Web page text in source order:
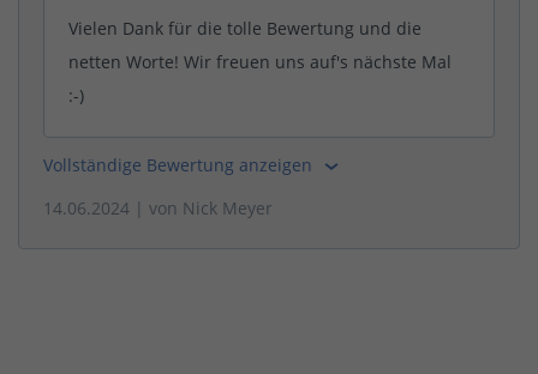
Vielen Dank für die tolle Bewertung und die
netten Worte! Wir freuen uns auf's nächste Mal
:-)
Vollständige Bewertung anzeigen
14.06.2024 | von Nick Meyer